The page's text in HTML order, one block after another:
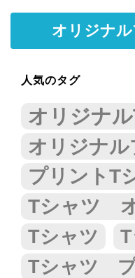
オリジナ
人気のタグ
オリジナ
オリジナル
プリントT
Tシャツ
Tシャツ
Tシャツ プ